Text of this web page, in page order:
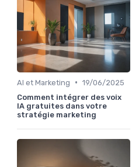
AI et Marketing • 19/06/2025
Comment intégrer des voix
IA gratuites dans votre
stratégie marketing